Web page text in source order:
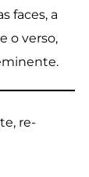
faces, a
o verso,
re-